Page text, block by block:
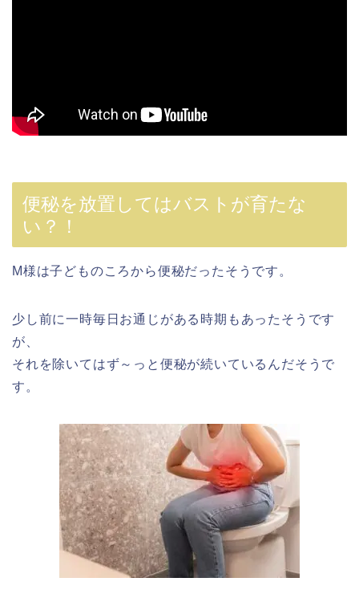
便秘を放置してはバストが育たな
い？！
M様は子どものころから便秘だったそうです。
少し前に一時毎日お通じがある時期もあったそうです
が、
それを除いてはず～っと便秘が続いているんだそうで
す。